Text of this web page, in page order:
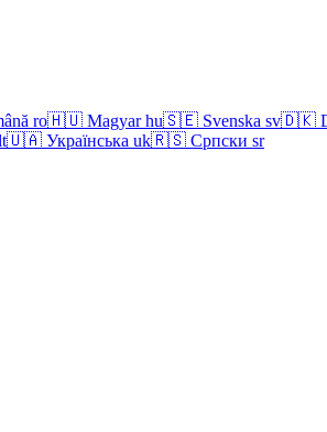
ro🇭🇺 Magyar hu🇸🇪 Svenska sv🇩🇰
🇺🇦 Українська uk🇷🇸 Српски sr